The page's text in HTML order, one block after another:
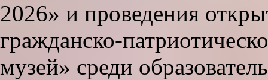
2026» и проведения
музей» среди